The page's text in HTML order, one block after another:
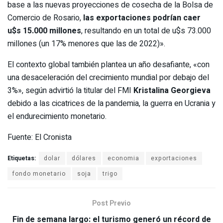
base a las nuevas proyecciones de cosecha de la Bolsa de
Comercio de Rosario, las exportaciones podrían caer
u$s 15.000 millones, resultando en un total de u$s 73.000
millones (un 17% menores que las de 2022)».
El contexto global también plantea un año desafiante, «con
una desaceleración del crecimiento mundial por debajo del
3%», según advirtió la titular del FMI Kristalina Georgieva
debido a las cicatrices de la pandemia, la guerra en Ucrania y
el endurecimiento monetario.
Fuente: El Cronista
Etiquetas: dolar dólares economia
exportaciones
fondo monetario
soja trigo
Post Previo
Fin de semana largo: el turismo generó un récord de